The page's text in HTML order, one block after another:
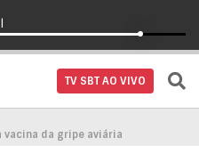
TV SBT AO VIVO
da gripe aviária